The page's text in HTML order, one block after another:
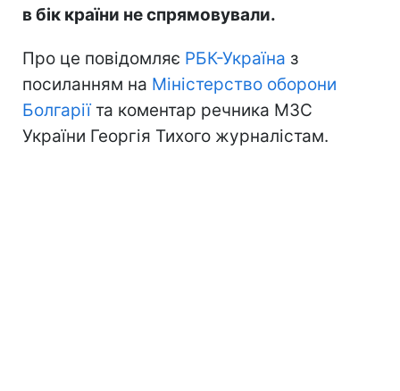
в бік країни не спрямовували.
Про це повідомляє РБК-Україна з
посиланням на Міністерство оборони
Болгаріїта коментар речника МЗС
України Георгія Тихого журналістам.